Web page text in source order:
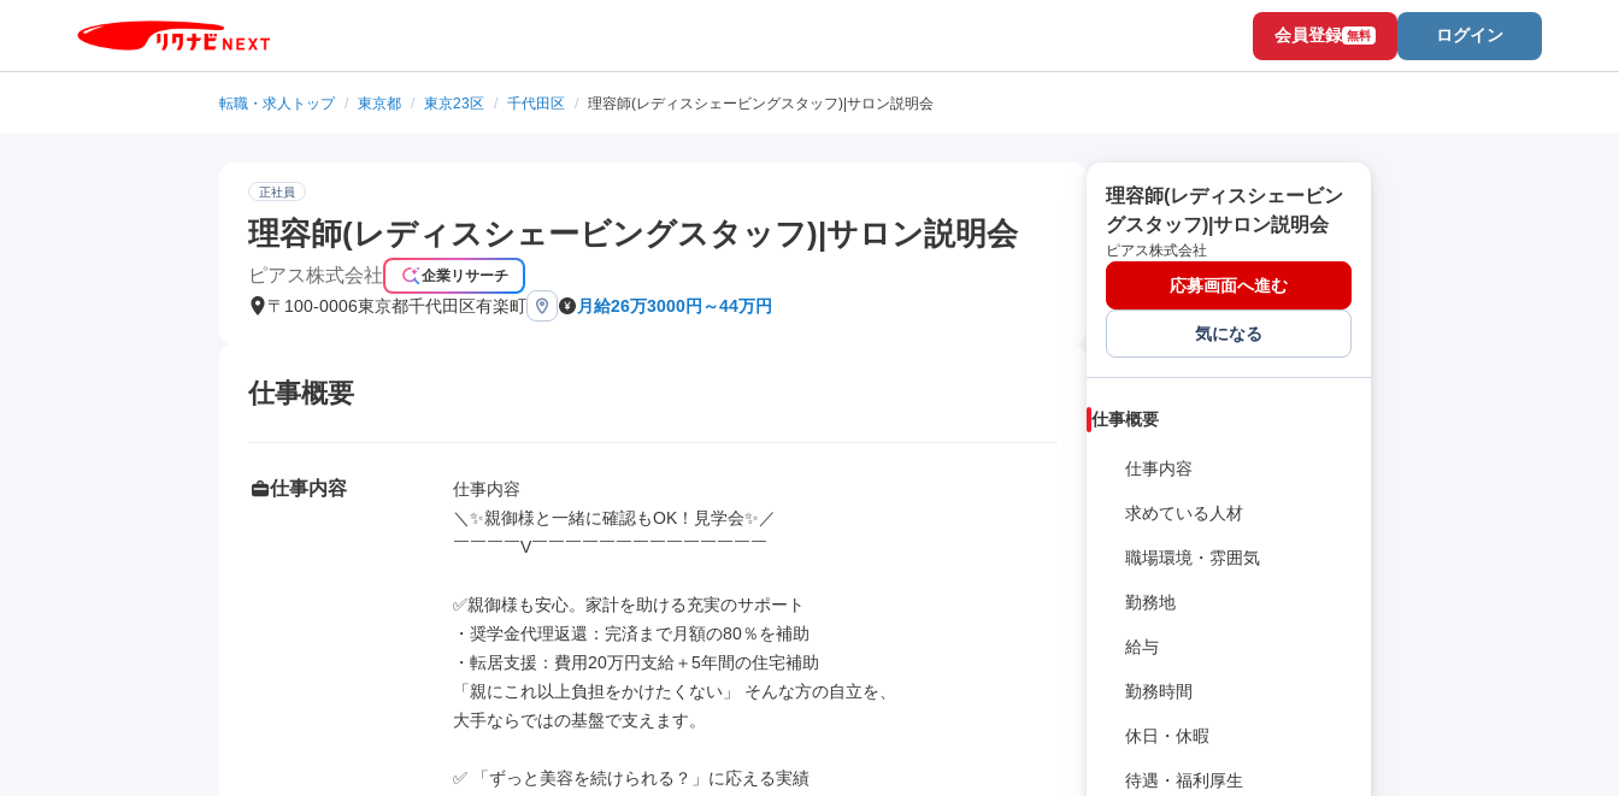
会員登録 無料 ログイン
転職・求人トップ / 東京都 / 東京23区 / 千代田区 / 理容師(レディスシェービングスタッフ)|サロン説明会
正社員
理容師(レディスシェービングスタッフ)|サロン説明会
ピアス株式会社 企業リサーチ
〒100-0006東京都千代田区有楽町 月給26万3000円～44万円
仕事概要
仕事内容
仕事内容
＼✨親御様と一緒に確認もOK！見学会✨／
￣￣￣￣V￣￣￣￣￣￣￣￣￣￣￣￣￣￣
✅親御様も安心。家計を助ける充実のサポート
・奨学金代理返還：完済まで月額の80％を補助
・転居支援：費用20万円支給＋5年間の住宅補助
「親にこれ以上負担をかけたくない」 そんな方の自立を、
大手ならではの基盤で支えます。
✅ 「ずっと美容を続けられる？」に応える実績
理容師(レディスシェービン
グスタッフ)|サロン説明会
ピアス株式会社
応募画面へ進む
気になる
仕事概要
仕事内容
求めている人材
職場環境・雰囲気
勤務地
給与
勤務時間
休日・休暇
待遇・福利厚生